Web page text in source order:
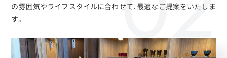
の雰囲気やライフスタイルに合わせて、最適なご提案をいたしま
す。